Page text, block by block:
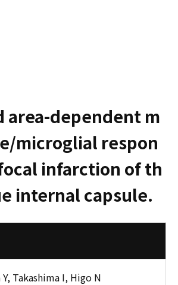
area-dependent m
microglial respon
infarction of th
internal capsule.
Takashima I, Higo N